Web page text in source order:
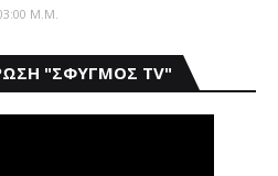
Μ.μ.
"ΣΦΥΓΜΟΣ TV"